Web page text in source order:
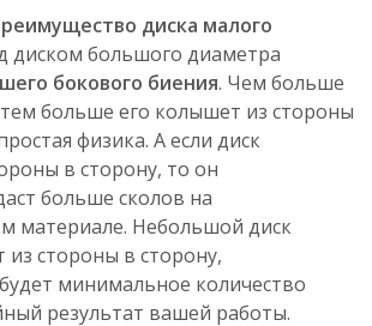
диска малого
диском большого диаметра
бокового биения. Чем больше
больше его колышет из стороны
физика. А если диск
в сторону, то он
больше сколов на
материале. Небольшой диск
стороны в сторону,
минимальное количество
результат вашей работы.